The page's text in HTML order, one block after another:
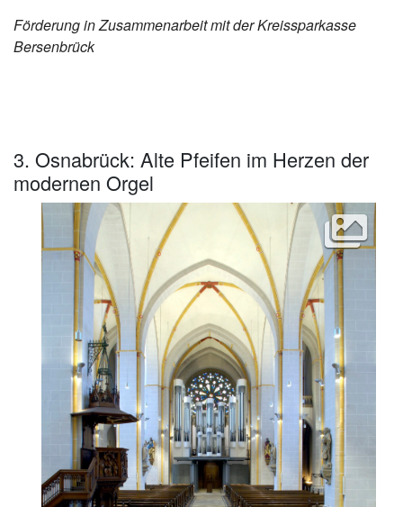
Förderung in Zusammenarbeit mit der Kreissparkasse
Bersenbrück
3. Osnabrück: Alte Pfeifen im Herzen der
modernen Orgel